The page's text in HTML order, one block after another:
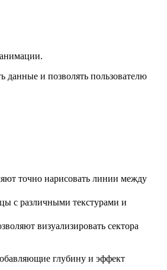
данные и позволять пользователю
точно нарисовать линии между
с различными текстурами и
визуализировать сектора
глубину и эффект